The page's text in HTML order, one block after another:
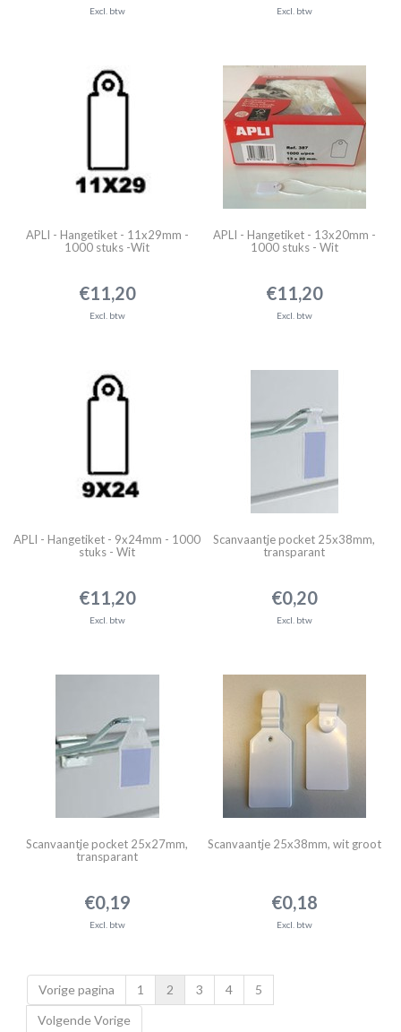
Excl. btw Excl. btw
APLI - Hangetiket - 11x29mm -
1000 stuks -Wit
€11,20
Excl. btw
APLI - Hangetiket - 13x20mm -
1000 stuks - Wit
€11,20
Excl. btw
APLI - Hangetiket - 9x24mm - 1000
stuks - Wit
€11,20
Excl. btw
Scanvaantje pocket 25x38mm,
transparant
€0,20
Excl. btw
Scanvaantje pocket 25x27mm,
transparant
€0,19
Excl. btw
Scanvaantje 25x38mm, wit groot
€0,18
Excl. btw
Vorige pagina 1 2 3 4
5
Volgende Vorige